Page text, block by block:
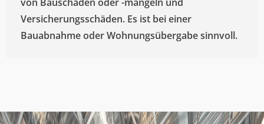
Versicherungsschäden. Es ist bei einer
Bauabnahme oder Wohnungsübergabe sinnvoll.